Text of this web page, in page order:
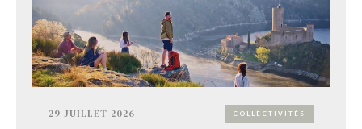
29 JUILLET 2026 COLLECTIVITÉS